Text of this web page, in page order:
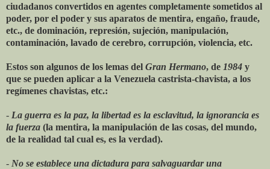
ciudadanos convertidos en agentes completamente sometidos al
poder, por el poder y sus aparatos de mentira, engaño, fraude,
etc., de dominación, represión, sujeción, manipulación,
contaminación, lavado de cerebro, corrupción, violencia, etc.
Estos son algunos de los lemas del Gran Hermano, de 1984 y
que se pueden aplicar a la Venezuela castrista-chavista, a los
regímenes chavistas, etc.:
- La guerra es la paz, la libertad es la esclavitud, la ignorancia es
la fuerza (la mentira, la manipulación de las cosas, del mundo,
de la realidad tal cual es, es la verdad).
- No se establece una dictadura para salvaguardar una